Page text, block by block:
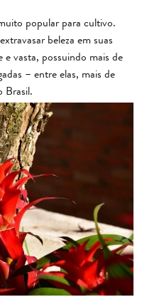
popular para cultivo.
beleza em suas
vasta, possuindo mais de
– entre elas, mais de
Brasil.